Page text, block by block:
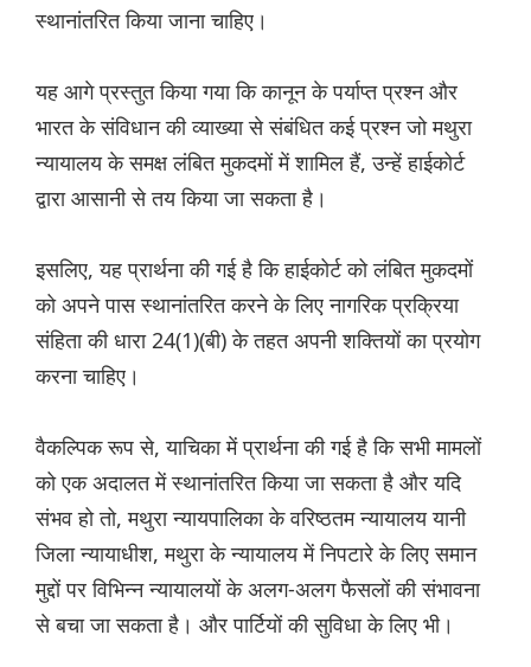
स्थानांतरित किया जाना चाहिए।
यह आगे प्रस्तुत किया गया कि कानून के पर्याप्त प्रश्न और
भारत के संविधान की व्याख्या से संबंधित कई प्रश्न जो मथुरा
न्यायालय के समक्ष लंबित मुकदमों में शामिल हैं, उन्हें हाईकोर्ट
द्वारा आसानी से तय किया जा सकता है।
इसलिए, यह प्रार्थना की गई है कि हाईकोर्ट को लंबित मुकदमों
को अपने पास स्थानांतरित करने के लिए नागरिक प्रक्रिया
संहिता की धारा 24(1)(बी) के तहत अपनी शक्तियों का प्रयोग
करना चाहिए।
वैकल्पिक रूप से, याचिका में प्रार्थना की गई है कि सभी मामलों
को एक अदालत में स्थानांतरित किया जा सकता है और यदि
संभव हो तो, मथुरा न्यायपालिका के वरिष्ठतम न्यायालय यानी
जिला न्यायाधीश, मथुरा के न्यायालय में निपटारे के लिए समान
मुद्दों पर विभिन्न न्यायालयों के अलग-अलग फैसलों की संभावना
से बचा जा सकता है। और पार्टियों की सुविधा के लिए भी।